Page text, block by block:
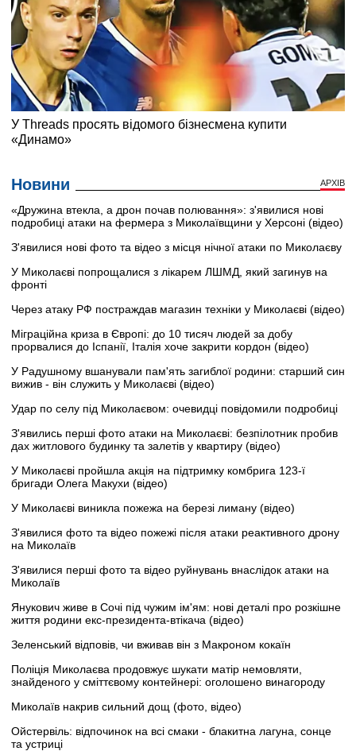
Новини АРХІВ
«Дружина втекла, а дрон почав полювання»: з'явилися нові
подробиці атаки на фермера з Миколаївщини у Херсоні (відео)
З'явилися нові фото та відео з місця нічної атаки по Миколаєву
У Миколаєві попрощалися з лікарем ЛШМД, який загинув на
фронті
Через атаку РФ постраждав магазин техніки у Миколаєві (відео)
Міграційна криза в Європі: до 10 тисяч людей за добу
прорвалися до Іспанії, Італія хоче закрити кордон (відео)
У Радушному вшанували пам'ять загиблої родини: старший син
вижив - він служить у Миколаєві (відео)
Удар по селу під Миколаєвом: очевидці повідомили подробиці
З'явились перші фото атаки на Миколаєві: безпілотник пробив
дах житлового будинку та залетів у квартиру (відео)
У Миколаєві пройшла акція на підтримку комбрига 123-ї
бригади Олега Макухи (відео)
У Миколаєві виникла пожежа на березі лиману (відео)
З'явилися фото та відео пожежі після атаки реактивного дрону
на Миколаїв
З'явилися перші фото та відео руйнувань внаслідок атаки на
Миколаїв
Янукович живе в Сочі під чужим ім'ям: нові деталі про розкішне
життя родини екс-президента-втікача (відео)
Зеленський відповів, чи вживав він з Макроном кокаїн
Поліція Миколаєва продовжує шукати матір немовляти,
знайденого у сміттєвому контейнері: оголошено винагороду
Миколаїв накрив сильний дощ (фото, відео)
Ойстервіль: відпочинок на всі смаки - блакитна лагуна, сонце
та устриці